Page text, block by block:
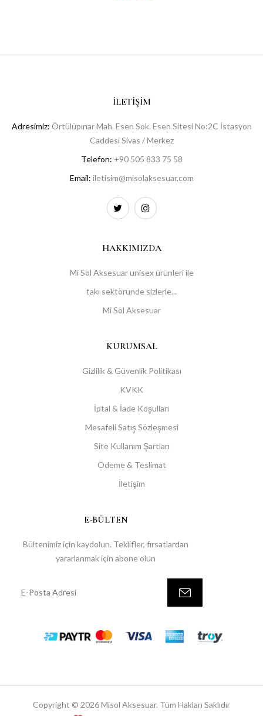
İLETIŞIM
Adresimiz: Örtülüpınar Mah. Esen Sok. Esen Sitesi No:2C İstasyon
Caddesi Sivas / Merkez
Telefon: +90 505 833 75 58
Email: iletisim@misolaksesuar.com
HAKKIMIZDA
Mi Sol Aksesuar unisex ürünleri ile
takı sektöründe sizlerle...
Mi Sol Aksesuar
KURUMSAL
Gizlilik & Güvenlik Politikası
KVKK
İptal & İade Koşulları
Mesafeli Satış Sözleşmesi
Site Kullanım Şartları
Ödeme & Teslimat
İletişim
E-BÜLTEN
Bültenimiz için kaydolun. Teklifler, fırsatlardan
yararlanmak için abone olun
Copyright © 2026 Misol Aksesuar. Tüm Hakları Saklıdır